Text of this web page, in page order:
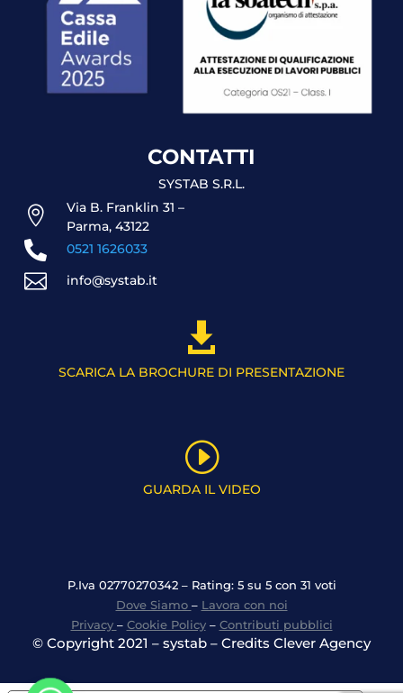
CONTATTI
SYSTAB S.R.L.

Via B. Franklin 31 –
Parma, 43122
 0521 1626033
 info@systab.it

SCARICA LA BROCHURE DI PRESENTAZIONE
I
GUARDA IL VIDEO
P.Iva 02770270342 – Rating: 5 su 5 con 31 voti
Dove Siamo – Lavora con noi
Privacy – Cookie Policy– Contributi pubblici
© Copyright 2021 – systab – Credits Clever Agency